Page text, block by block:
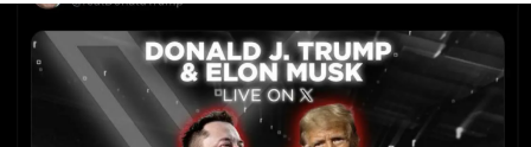
研究員
研究所概要